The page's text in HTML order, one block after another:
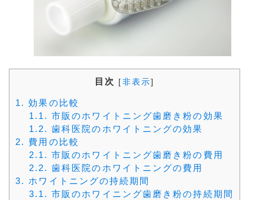
目次 [ 非表示]
1. 効果の比較
1.1. 市販のホワイトニング歯磨き粉の効果
1.2. 歯科医院のホワイトニングの効果
2. 費用の比較
2.1. 市販のホワイトニング歯磨き粉の費用
2.2. 歯科医院のホワイトニングの費用
3. ホワイトニングの持続期間
3.1. 市販のホワイニング歯磨き粉の持続期間